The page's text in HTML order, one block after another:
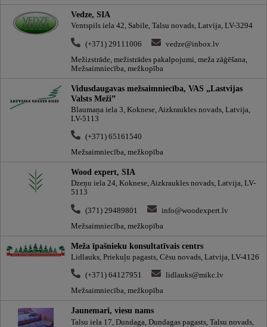
Vedze, SIA
Ventspils iela 42, Sabile, Talsu novads, Latvija, LV-3294
(+371) 29111006
vedze@inbox.lv
Mežizstrāde, mežistrādes pakalpojumi, meža zāģēšana,
Mežsaimniecība, mežkopība
Vidusdaugavas mežsaimniecība, VAS „Lastvijas
Valsts Meži”
Blaumaņa iela 3, Koknese, Aizkraukles novads, Latvija,
LV-5113
(+371) 65161540
Mežsaimniecība, mežkopība
Wood expert, SIA
Dzeņu iela 24, Koknese, Aizkraukles novads, Latvija, LV-
5113
(371) 29489801
info@woodexpert.lv
Mežsaimniecība, mežkopība
Meža īpašnieku konsultatīvais centrs
Lidlauks, Priekuļu pagasts, Cēsu novads, Latvija, LV-4126
(+371) 64127951
lidlauks@mikc.lv
Mežsaimniecība, mežkopība
Jaunemari, viesu nams
Talsu iela 17, Dundaga, Dundagas pagasts, Talsu novads,